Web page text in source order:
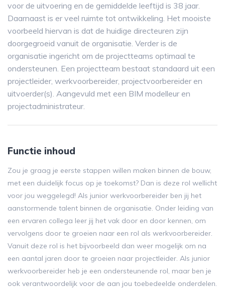
voor de uitvoering en de gemiddelde leeftijd is 38 jaar.
Daarnaast is er veel ruimte tot ontwikkeling. Het mooiste
voorbeeld hiervan is dat de huidige directeuren zijn
doorgegroeid vanuit de organisatie. Verder is de
organisatie ingericht om de projectteams optimaal te
ondersteunen. Een projectteam bestaat standaard uit een
projectleider, werkvoorbereider, projectvoorbereider en
uitvoerder(s). Aangevuld met een BIM modelleur en
projectadministrateur.
Functie inhoud
Zou je graag je eerste stappen willen maken binnen de bouw,
met een duidelijk focus op je toekomst? Dan is deze rol wellicht
voor jou weggelegd! Als junior werkvoorbereider ben jij het
aanstormende talent binnen de organisatie. Onder leiding van
een ervaren collega leer jij het vak door en door kennen, om
vervolgens door te groeien naar een rol als werkvoorbereider.
Vanuit deze rol is het bijvoorbeeld dan weer mogelijk om na
een aantal jaren door te groeien naar projectleider. Als junior
werkvoorbereider heb je een ondersteunende rol, maar ben je
ook verantwoordelijk voor de aan jou toebedeelde onderdelen.